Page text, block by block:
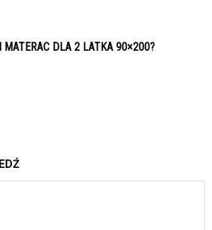
MATERAC DLA 2 LATKA 90×200?